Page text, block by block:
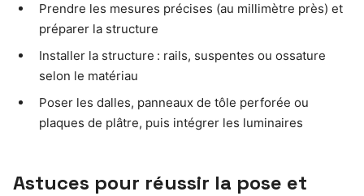
Prendre les mesures précises (au millimètre près) et
préparer la structure
Installer la structure : rails, suspentes ou ossature
selon le matériau
Poser les dalles, panneaux de tôle perforée ou
plaques de plâtre, puis intégrer les luminaires
Astuces pour réussir la pose et